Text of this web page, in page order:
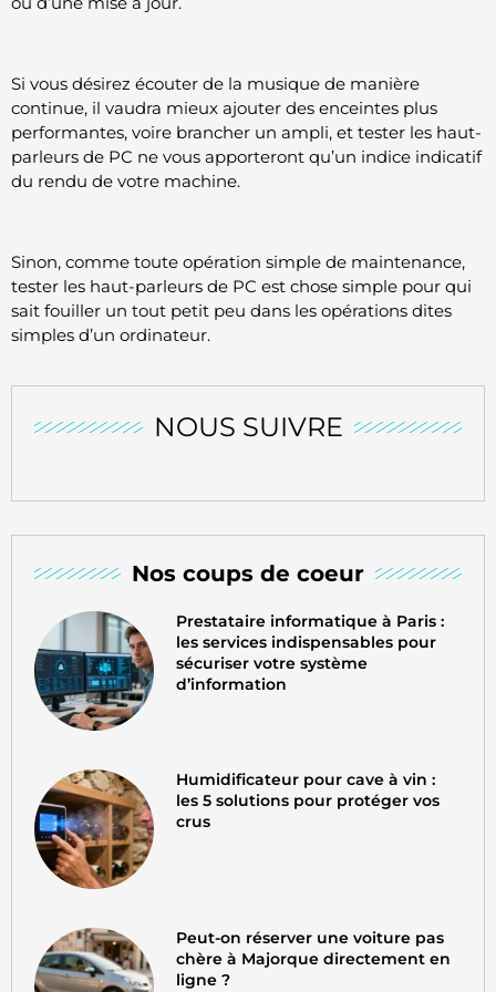
NOUS SUIVRE
Nos coups de coeur
Prestataire informatique à Paris :
les services indispensables pour
sécuriser votre système
d’information
Humidificateur pour cave à vin :
les 5 solutions pour protéger vos
crus
Peut-on réserver une voiture pas
chère à Majorque directement en
ligne ?
Si vous désirez écouter de la musique de manière
continue, il vaudra mieux ajouter des enceintes plus
performantes, voire brancher un ampli, et tester les haut-
parleurs de PC ne vous apporteront qu’un indice indicatif
du rendu de votre machine.
Sinon, comme toute opération simple de maintenance,
tester les haut-parleurs de PC est chose simple pour qui
sait fouiller un tout petit peu dans les opérations dites
simples d’un ordinateur.